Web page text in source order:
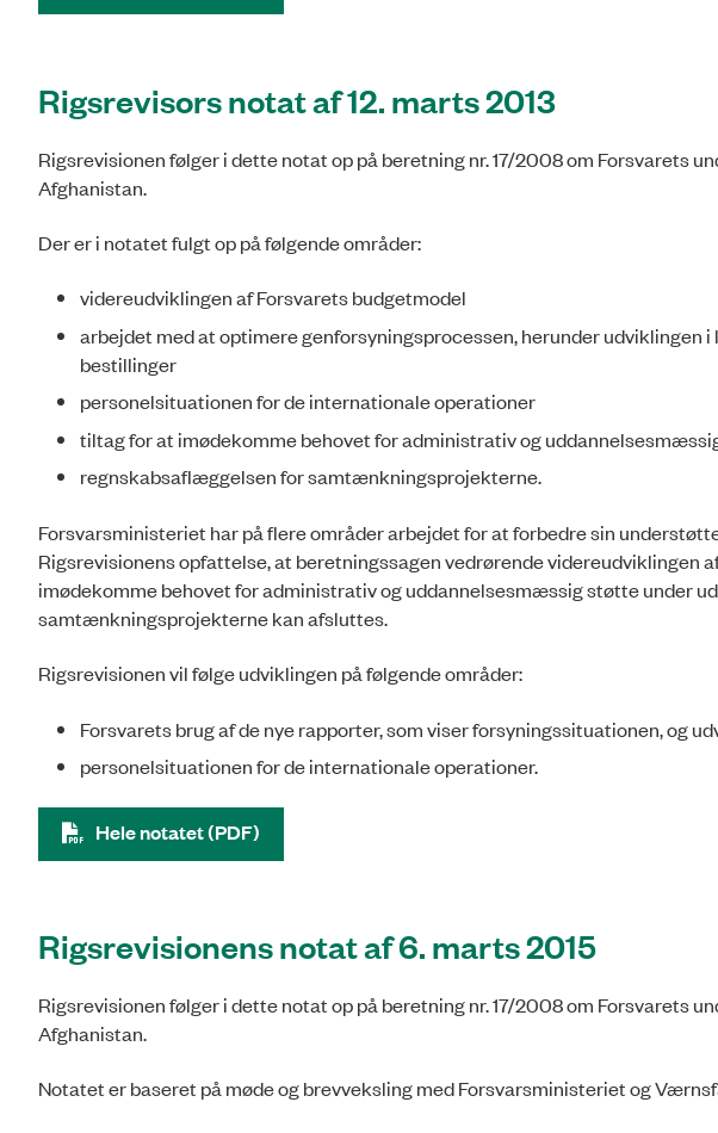
Rigsrevisors notat af 12. marts 2013
Rigsrevisionen følger i dette notat op på beretning nr. 17/2008 om Forsvarets
Afghanistan.
Der er i notatet fulgt op på følgende områder:
videreudviklingen af Forsvarets budgetmodel
arbejdet med at optimere genforsyningsprocessen, herunder udviklingen
bestillinger
personelsituationen for de internationale operationer
tiltag for at imødekomme behovet for administrativ og
regnskabsaflæggelsen for samtænkningsprojekterne.
Forsvarsministeriet har på flere områder arbejdet for at forbedre sin
Rigsrevisionens opfattelse, at beretningssagen vedrørende videreudviklingen
imødekomme behovet for administrativ og uddannelsesmæssig støtte under
samtænkningsprojekterne kan afsluttes.
Rigsrevisionen vil følge udviklingen på følgende områder:
Forsvarets brug af de nye rapporter, som viser forsyningssituationen, og
personelsituationen for de internationale operationer.
Hele notatet (PDF)
Rigsrevisionens notat af 6. marts 2015
Rigsrevisionen følger i dette notat op på beretning nr. 17/2008 om Forsvarets
Afghanistan.
Notatet er baseret på møde og brevveksling med Forsvarsministeriet og